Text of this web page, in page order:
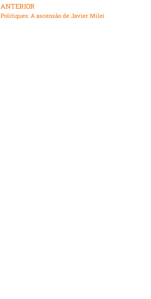
ANTERIOR
Politiques: A ascensão de Javier Milei